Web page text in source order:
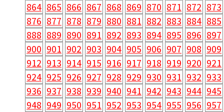
864 865 866 867 868 869 870 871 872 873
876 877 878 879 880 881 882 883 884 885
888 889 890 891 892 893 894 895 896 897
900 901 902 903 904 905 906 907 908 909
912 913 914 915 916 917 918 919 920 921
924 925 926 927 928 929 930 931 932 933
936 937 938 939 940 941 942 943 944 945
948 949 950 951 952 953 954 955 956 957